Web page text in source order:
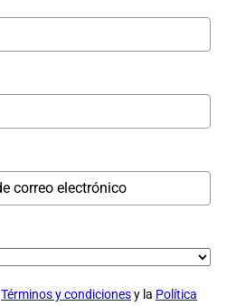
Términos y condicionesy la Política